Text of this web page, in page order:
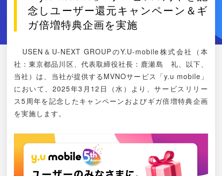
念しユーザー還元キャンペーン＆ギ
ガ倍増特典企画を実施
USEN＆U-NEXT GROUPのY.U-mobile株式会社（本
社：東京都品川区、代表取締役社長：鹿瀬島 礼、以下、
当社）は、当社が提供するMVNOサービス「y.u mobile」
において、2025年3月12日（水）より、サービスリリー
ス5周年を記念したキャンペーンおよびギガ倍増特典企画
を実施します。